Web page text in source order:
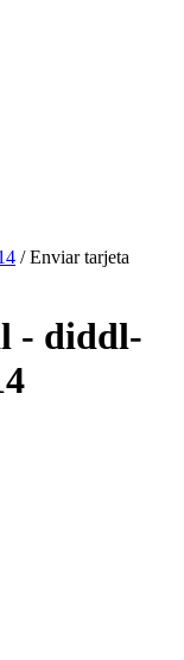
/ Enviar tarjeta
- diddl-